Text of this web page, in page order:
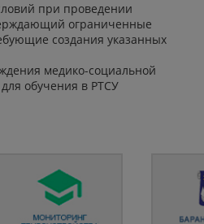
при проведении
ограниченные
создания указанных
медико-социальной
обучения в РТСУ